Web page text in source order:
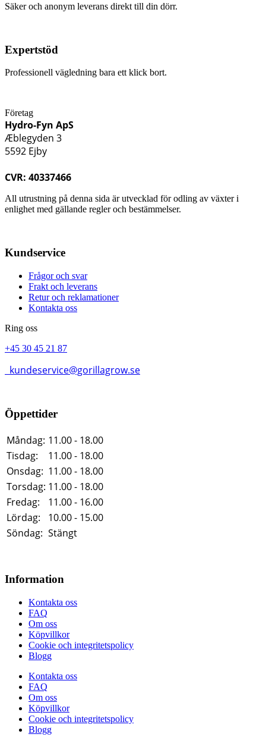
Säker och anonym leverans direkt till din dörr.
Expertstöd
Professionell vägledning bara ett klick bort.
Företag
Hydro-Fyn ApS
Æblegyden 3
5592 Ejby
CVR: 40337466
All utrustning på denna sida är utvecklad för odling av växter i
enlighet med gällande regler och bestämmelser.
Kundservice
Frågor och svar
Frakt och leverans
Retur och reklamationer
Kontakta oss
Ring oss
+45 30 45 21 87
kundeservice@gorillagrow.se
Öppettider
Måndag: 11.00 - 18.00
Tisdag:
11.00 - 18.00
Onsdag: 11.00 - 18.00
Torsdag: 11.00 - 18.00
Fredag:
11.00 - 16.00
Lördag:
10.00 - 15.00
Söndag: Stängt
Information
Kontakta oss
FAQ
Om oss
Köpvillkor
Cookie och integritetspolicy
Blogg
Kontakta oss
FAQ
Om oss
Köpvillkor
Cookie och integritetspolicy
Blogg